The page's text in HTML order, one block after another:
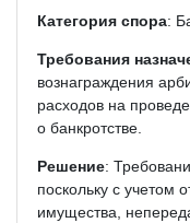
Категория спора:
Требования
вознаграждения
расходов на
о банкротстве.
Решение:
поскольку с учетом
имущества,